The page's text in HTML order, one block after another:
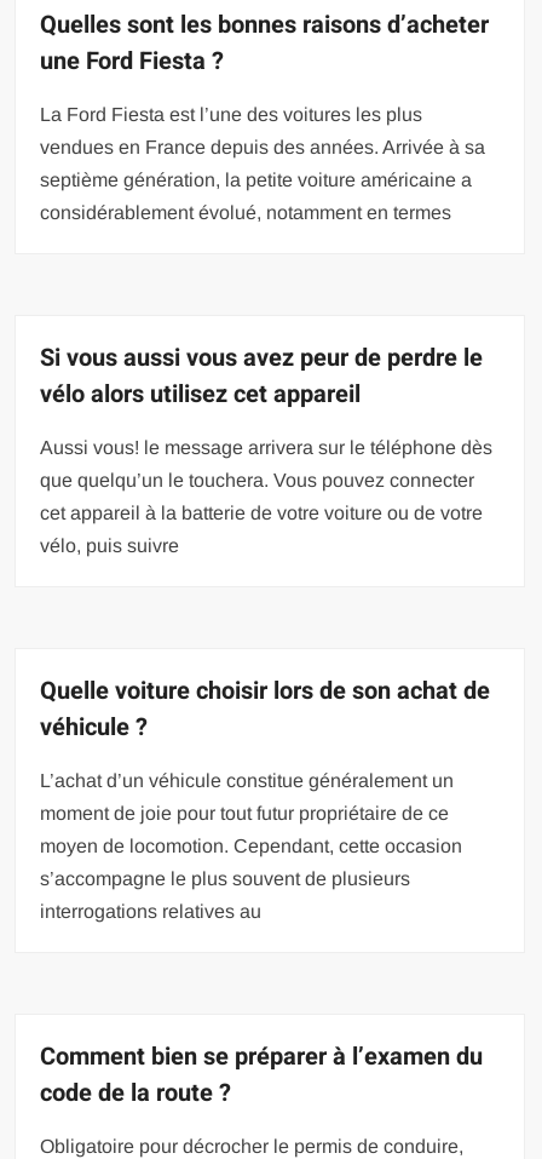
Quelles sont les bonnes raisons d’acheter
une Ford Fiesta ?
La Ford Fiesta est l’une des voitures les plus
vendues en France depuis des années. Arrivée à sa
septième génération, la petite voiture américaine a
considérablement évolué, notamment en termes
Si vous aussi vous avez peur de perdre le
vélo alors utilisez cet appareil
Aussi vous! le message arrivera sur le téléphone dès
que quelqu’un le touchera. Vous pouvez connecter
cet appareil à la batterie de votre voiture ou de votre
vélo, puis suivre
Quelle voiture choisir lors de son achat de
véhicule ?
L’achat d’un véhicule constitue généralement un
moment de joie pour tout futur propriétaire de ce
moyen de locomotion. Cependant, cette occasion
s’accompagne le plus souvent de plusieurs
interrogations relatives au
Comment bien se préparer à l’examen du
code de la route ?
Obligatoire pour décrocher le permis de conduire,